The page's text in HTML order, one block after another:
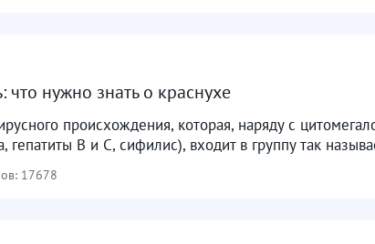
что нужно знать о краснухе
происхождения, которая, наряду с
гепатиты В и С, сифилис), входит в группу так
17678